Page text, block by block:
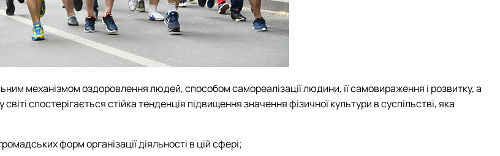
механізмом оздоровлення людей, способом самореалізації людини, її самовираження і розвитку, а
спостерігається стійка тенденція підвищення значення фізичної культури в суспільстві, яка
форм організації діяльності в цій сфері;